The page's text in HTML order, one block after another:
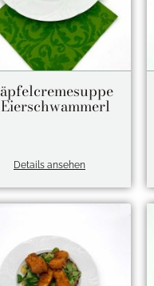
Details ansehen